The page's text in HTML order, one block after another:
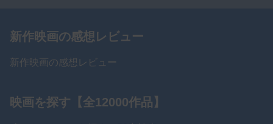
新作映画の感想レビュー
新作映画の感想レビュー
映画を探す【全12000作品】